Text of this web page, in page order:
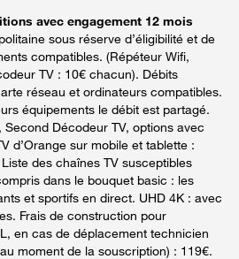
avec engagement 12 mois
sous réserve d’éligibilité et de
compatibles. (Répéteur Wifi,
TV : 10€ chacun). Débits
réseau et ordinateurs compatibles.
équipements le débit est partagé.
Décodeur TV, options avec
d’Orange sur mobile et tablette :
des chaînes TV susceptibles
dans le bouquet basic : les
et sportifs en direct. UHD 4K : avec
Frais de construction pour
en cas de déplacement technicien
moment de la souscription) : 119€.